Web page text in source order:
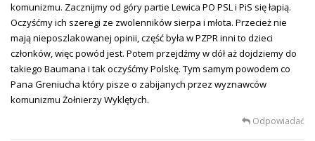
komunizmu. Zacznijmy od góry partie Lewica PO PSL i PiS się łapią.
Oczyśćmy ich szeregi ze zwolenników sierpa i młota. Przecież nie
mają nieposzlakowanej opinii, część była w PZPR inni to dzieci
członków, więc powód jest. Potem przejdźmy w dół aż dojdziemy do
takiego Baumana i tak oczyśćmy Polskę. Tym samym powodem co
Pana Greniucha który pisze o zabijanych przez wyznawców
komunizmu Żołnierzy Wyklętych.
Odpowiadać